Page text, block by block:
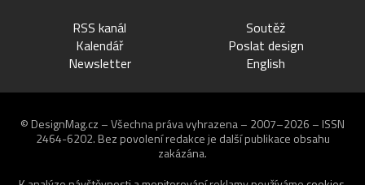
RSS kanál
Kalendář
Newsletter
Soutěž
Poslat design
English
© DesignMag.cz – Všechna práva vyhrazena – 2007–2026 – ISSN
2464-6202. Bez povolení redakce je další publikace obsahu
zakázána.